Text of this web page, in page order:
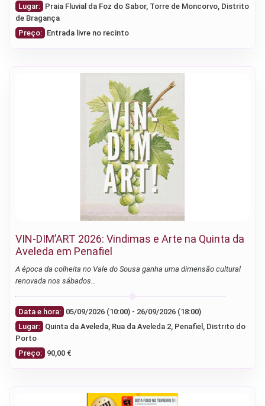
Lugar: Praia Fluvial da Foz do Sabor, Torre de Moncorvo, Distrito
de Bragança
Preço: Entrada livre no recinto
VIN-DIM’ART 2026: Vindimas e Arte na Quinta da
Aveleda em Penafiel
A época da colheita no Vale do Sousa ganha uma dimensão cultural
renovada nos sábados…
Data e hora:
05/09/2026 (10:00) - 26/09/2026 (18:00)
Lugar: Quinta da Aveleda, Rua da Aveleda 2, Penafiel, Distrito do
Porto
Preço: 90,00 €